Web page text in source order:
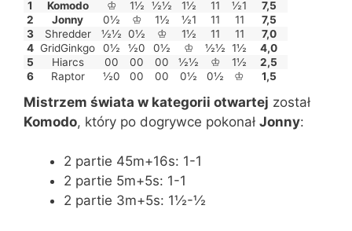
1
Komodo ♔ 1½ ½½ 1½ 11 ½1
7,5
2
Jonny 0½ ♔ 1½ ½1 11 11
7,5
3
Shredder ½½ 0½ ♔ 1½ 11 11
7,0
4 GridGinkgo 0½ ½0 0½ ♔ ½½ 1½
4,0
5
Hiarcs 00 00 00 ½½ ♔ 1½
2,5
6
Raptor ½0 00 00 0½ 0½ ♔ 1,5
Mistrzem świata w kategorii otwartej został
Komodo, który po dogrywce pokonał Jonny:
2 partie 45m+16s: 1-1
2 partie 5m+5s: 1-1
2 partie 3m+5s: 1½-½